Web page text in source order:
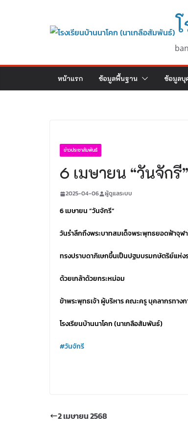
หน้าแรก ข้อมูลพื้นฐาน ข้อมูลบุ
ข่าวประชาสัมพันธ์
6 เมษายน “วันจักรี”
2025-04-06 ผู้ดูแลระบบ
6 เมษายน “วันจักรี”
วันรำลึกถึงพระบาทสมเด็จพระพุทธยอดฟ้าจุฬา
ทรงปราบดาภิเษกขึ้นเป็นปฐมบรมกษัตริย์แห่ง
ด้วยเกล้าด้วยกระหม่อม
ข้าพระพุทธเจ้า ผู้บริหาร คณะครู บุคลากรทาง
โรงเรียนบ้านนาโคก (นาเกลือสัมพันธ์)
#วันจักรี
2 เมษายน 2568